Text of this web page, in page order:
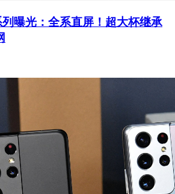
曝光：全系直屏！超大杯继承